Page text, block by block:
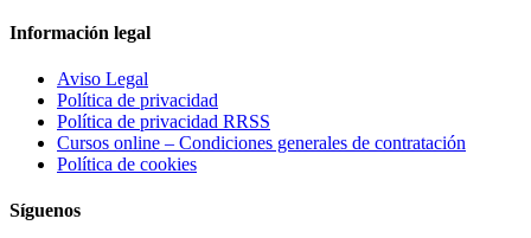
Información legal
Aviso Legal
Política de privacidad
Política de privacidad RRSS
Cursos online – Condiciones generales de contratación
Política de cookies
Síguenos